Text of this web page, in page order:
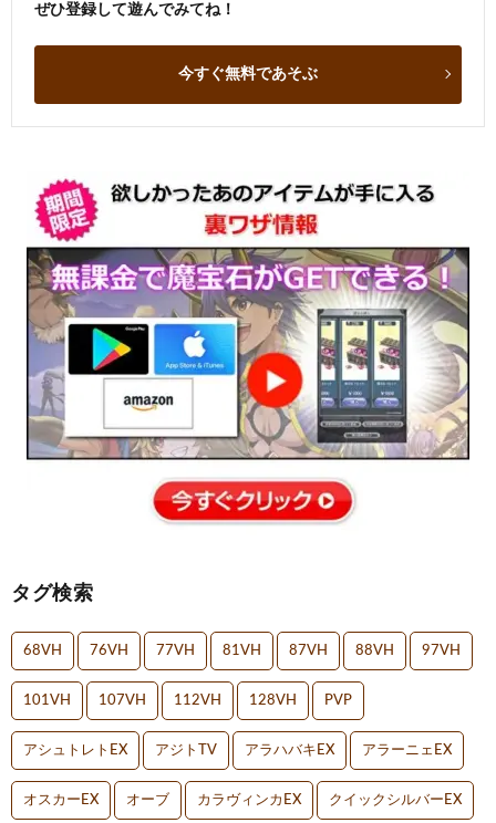
ぜひ登録して遊んでみてね！
今すぐ無料であそぶ
タグ検索
68VH 76VH 77VH 81VH 87VH 88VH 97VH
101VH 107VH 112VH 128VH PVP
アシュトレトEX アジトTV アラハバキEX アラーニェEX
オスカーEX オーブ カラヴィンカEX クイックシルバーEX